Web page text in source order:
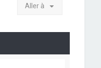
Aller à